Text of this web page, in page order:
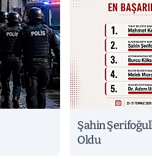
Şahin
Oldu